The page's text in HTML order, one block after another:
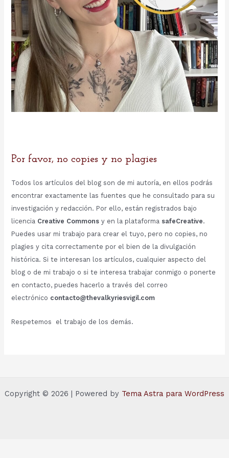
Por favor, no copies y no plagies
Todos los artículos del blog son de mi autoría, en ellos podrás
encontrar exactamente las fuentes que he consultado para su
investigación y redacción. Por ello, están registrados bajo
licencia Creative Commonsy en la plataforma safeCreative.
Puedes usar mi trabajo para crear el tuyo, pero no copies, no
plagies y cita correctamente por el bien de la divulgación
histórica. Si te interesan los artículos, cualquier aspecto del
blog o de mi trabajo o si te interesa trabajar conmigo o ponerte
en contacto, puedes hacerlo a través del correo
electrónico contacto@thevalkyriesvigil.com
Respetemos el trabajo de los demás.
Copyright © 2026 | Powered by Tema Astra para WordPress